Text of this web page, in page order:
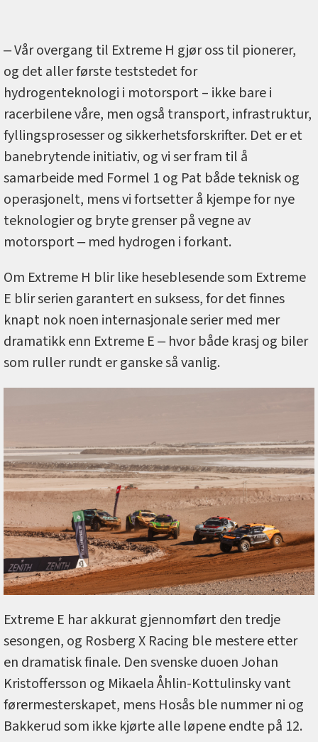
‒ Vår overgang til Extreme H gjør oss til pionerer,
og det aller første teststedet for
hydrogenteknologi i motorsport – ikke bare i
racerbilene våre, men også transport, infrastruktur,
fyllingsprosesser og sikkerhetsforskrifter. Det er et
banebrytende initiativ, og vi ser fram til å
samarbeide med Formel 1 og Pat både teknisk og
operasjonelt, mens vi fortsetter å kjempe for nye
teknologier og bryte grenser på vegne av
motorsport ‒ med hydrogen i forkant.
Om Extreme H blir like heseblesende som Extreme
E blir serien garantert en suksess, for det finnes
knapt nok noen internasjonale serier med mer
dramatikk enn Extreme E ‒ hvor både krasj og biler
som ruller rundt er ganske så vanlig.
Extreme E har akkurat gjennomført den tredje
sesongen, og Rosberg X Racing ble mestere etter
en dramatisk finale. Den svenske duoen Johan
Kristoffersson og Mikaela Åhlin-Kottulinsky vant
førermesterskapet, mens Hosås ble nummer ni og
Bakkerud som ikke kjørte alle løpene endte på 12.